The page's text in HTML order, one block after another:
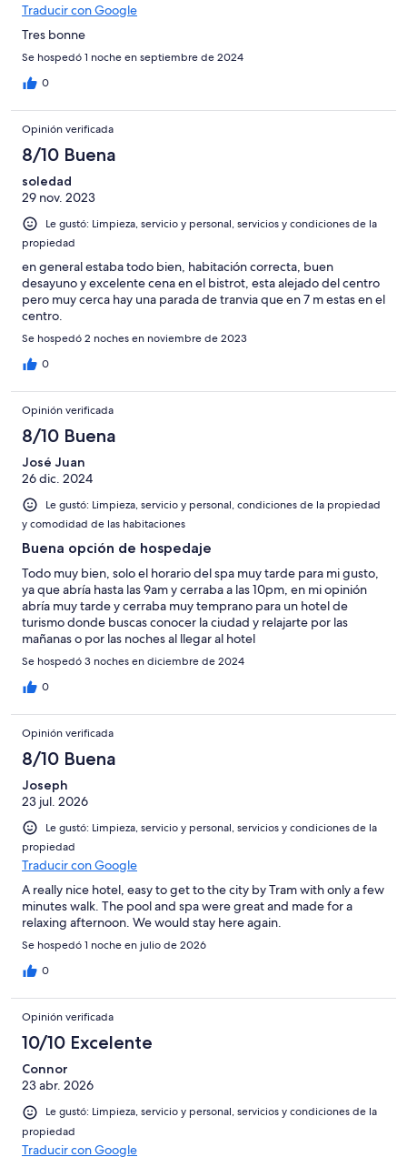
Traducir con Google
Tres bonne
Se hospedó 1 noche en septiembre de 2024
0
Opinión verificada
8/10 Buena
soledad
29 nov. 2023
Le gustó: Limpieza, servicio y personal, servicios y condiciones de la
propiedad
en general estaba todo bien, habitación correcta, buen
desayuno y excelente cena en el bistrot, esta alejado del centro
pero muy cerca hay una parada de tranvia que en 7 m estas en el
centro.
Se hospedó 2 noches en noviembre de 2023
0
Opinión verificada
8/10 Buena
José Juan
26 dic. 2024
Le gustó: Limpieza, servicio y personal, condiciones de la propiedad
y comodidad de las habitaciones
Buena opción de hospedaje
Todo muy bien, solo el horario del spa muy tarde para mi gusto,
ya que abría hasta las 9am y cerraba a las 10pm, en mi opinión
abría muy tarde y cerraba muy temprano para un hotel de
turismo donde buscas conocer la ciudad y relajarte por las
mañanas o por las noches al llegar al hotel
Se hospedó 3 noches en diciembre de 2024
0
Opinión verificada
8/10 Buena
Joseph
23 jul. 2026
Le gustó: Limpieza, servicio y personal, servicios y condiciones de la
propiedad
Traducir con Google
A really nice hotel, easy to get to the city by Tram with only a few
minutes walk. The pool and spa were great and made for a
relaxing afternoon. We would stay here again.
Se hospedó 1 noche en julio de 2026
0
Opinión verificada
10/10 Excelente
Connor
23 abr. 2026
Le gustó: Limpieza, servicio y personal, servicios y condiciones de la
propiedad
Traducir con Google